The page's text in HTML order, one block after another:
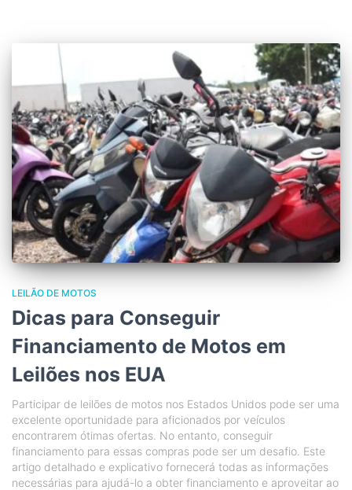
LEILÃO DE MOTOS
Dicas para Conseguir
Financiamento de Motos em
Leilões nos EUA
Participar de leilões de motos nos Estados Unidos pode ser uma
excelente oportunidade para aficionados por veículos
encontrarem ótimas ofertas. No entanto, conseguir
financiamento para essas compras pode ser um desafio. Este
artigo detalhado e explicativo fornecerá todas as informações
necessárias para ajudá-lo a obter financiamento e aproveitar ao